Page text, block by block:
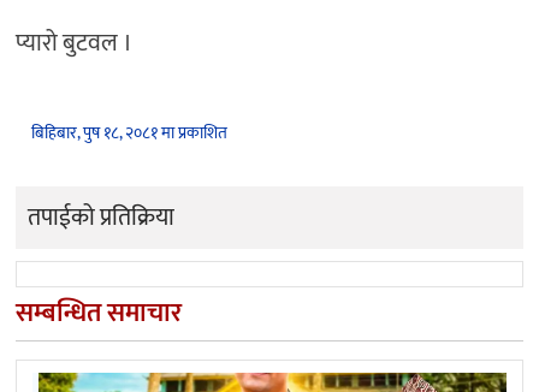
प्यारो बुटवल ।
बिहिबार, पुष १८, २०८१ मा प्रकाशित
तपाईको प्रतिक्रिया
सम्बन्धित समाचार